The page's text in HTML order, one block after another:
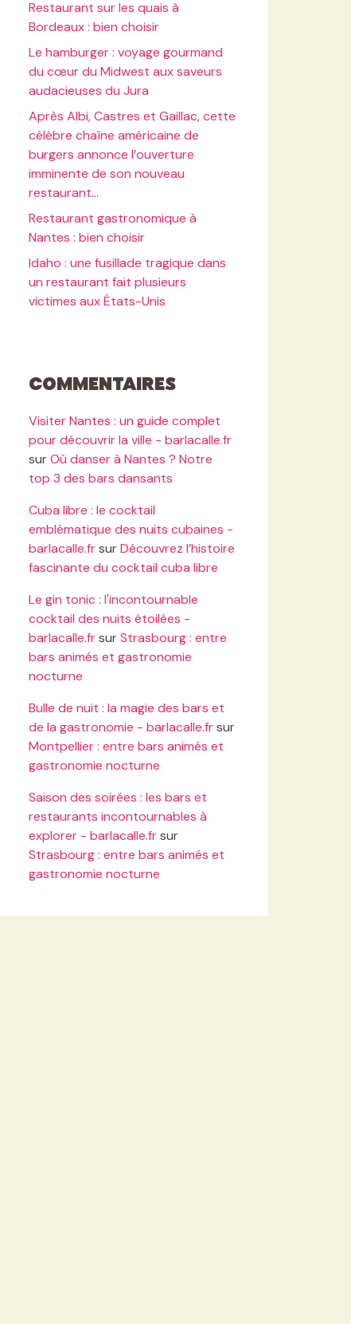
Restaurant sur les quais à
Bordeaux : bien choisir
Le hamburger : voyage gourmand
du cœur du Midwest aux saveurs
audacieuses du Jura
Après Albi, Castres et Gaillac, cette
célèbre chaîne américaine de
burgers annonce l’ouverture
imminente de son nouveau
restaurant…
Restaurant gastronomique à
Nantes : bien choisir
Idaho : une fusillade tragique dans
un restaurant fait plusieurs
victimes aux États-Unis
Commentaires
Visiter Nantes : un guide complet
pour découvrir la ville - barlacalle.fr
surOù danser à Nantes ? Notre
top 3 des bars dansants
Cuba libre : le cocktail
emblématique des nuits cubaines -
barlacalle.frsurDécouvrez l’histoire
fascinante du cocktail cuba libre
Le gin tonic : l'incontournable
cocktail des nuits étoilées -
barlacalle.frsurStrasbourg : entre
bars animés et gastronomie
nocturne
Bulle de nuit : la magie des bars et
de la gastronomie - barlacalle.frsur
Montpellier : entre bars animés et
gastronomie nocturne
Saison des soirées : les bars et
restaurants incontournables à
explorer - barlacalle.frsur
Strasbourg : entre bars animés et
gastronomie nocturne